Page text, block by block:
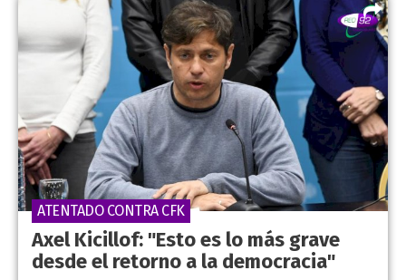
Axel Kicillof: "Esto es lo más grave
desde el retorno a la democracia"
ATENTADO CONTRA CFK